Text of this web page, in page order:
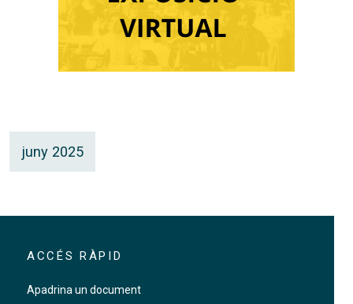
juny 2025
ACCÉS RÀPID
Apadrina un document